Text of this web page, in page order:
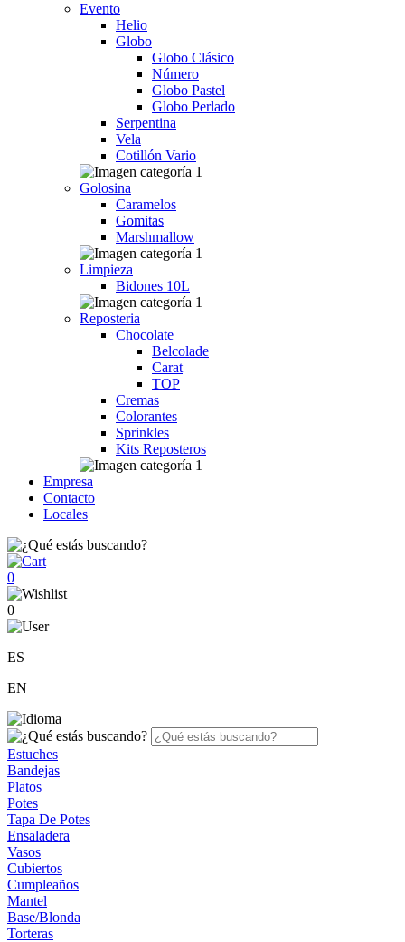
Evento
Helio
Globo
Globo Clásico
Número
Globo Pastel
Globo Perlado
Serpentina
Vela
Cotillón Vario
Golosina
Caramelos
Gomitas
Marshmallow
Limpieza
Bidones 10L
Reposteria
Chocolate
Belcolade
Carat
TOP
Cremas
Colorantes
Sprinkles
Kits Reposteros
Empresa
Contacto
Locales
0
0
ES
EN
Estuches
Bandejas
Platos
Potes
Tapa De Potes
Ensaladera
Vasos
Cubiertos
Cumpleaños
Mantel
Base/Blonda
Torteras